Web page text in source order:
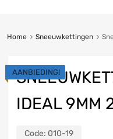
Home Sneeuwkettingen
IDEAL 9MM
Code: 010-19
AANBIEDING!